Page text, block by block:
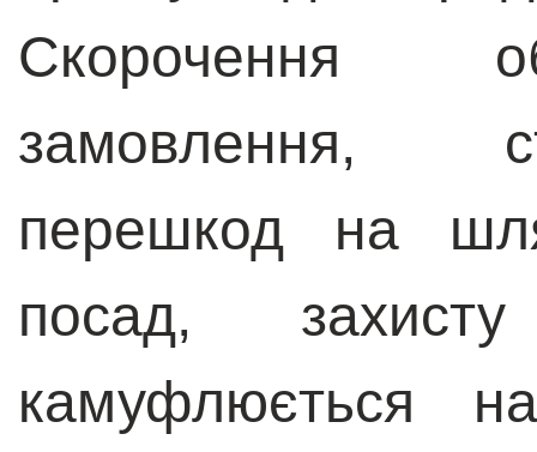
Скорочення
замовлення,
перешкод на
посад,
камуфлюється